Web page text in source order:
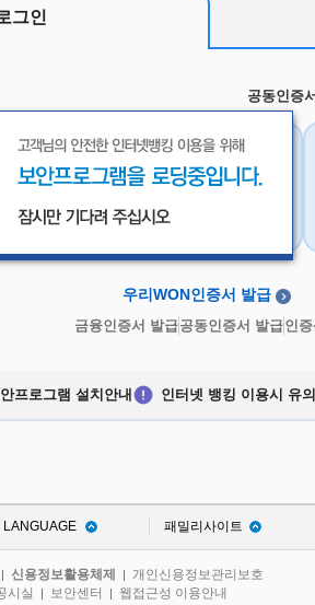
그인
공동인증
인증서 금융인증서
우리WON인증서 발급
금융인증서 발급공동인증서 발급인증
프로그램 설치안내 인터넷 뱅킹 이용시 유
LANGUAGE 패밀리사이트
| 신용정보활용체제 | 개인신용정보관리보호
시실 | 보안센터 | 웹접근성 이용안내